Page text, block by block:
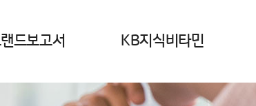
드보고서 KB지식비타민